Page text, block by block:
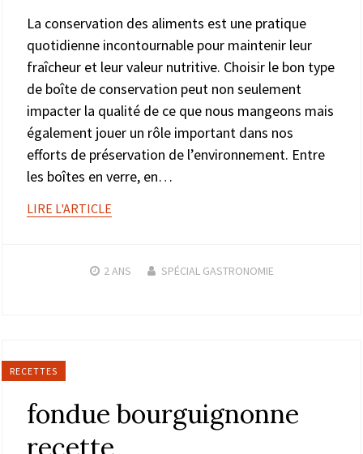
La conservation des aliments est une pratique
quotidienne incontournable pour maintenir leur
fraîcheur et leur valeur nutritive. Choisir le bon type
de boîte de conservation peut non seulement
impacter la qualité de ce que nous mangeons mais
également jouer un rôle important dans nos
efforts de préservation de l’environnement. Entre
les boîtes en verre, en…
LIRE L'ARTICLE
2 ANS SPÉCIAL GASTRONOMIE
RECETTES
fondue bourguignonne